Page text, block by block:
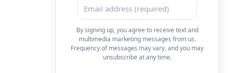
By signing up, you agree to receive text and
multimedia marketing messages from us.
Frequency of messages may vary, and you may
unsubscribe at any time.